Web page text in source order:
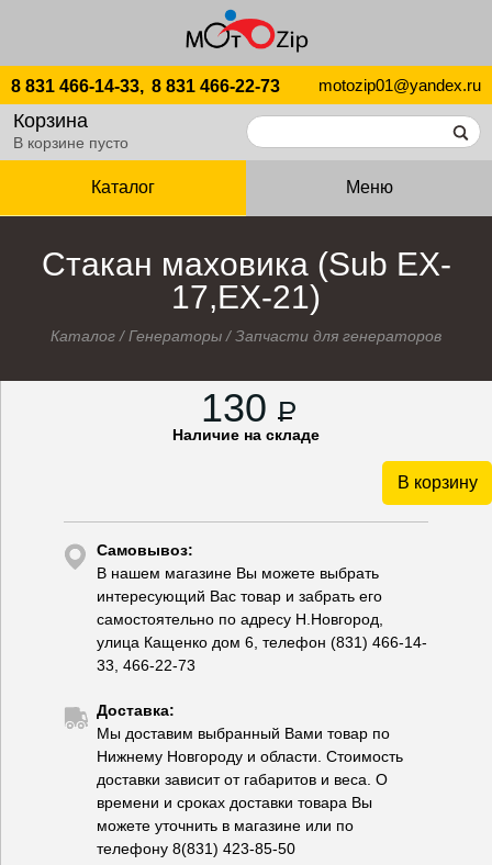
8 831 466-14-33, 8 831 466-22-73 motozip01@yandex.ru
Корзина
В корзине пусто
Каталог Меню
Стакан маховика (Sub EX-
17,EX-21)
Каталог /Генераторы /Запчасти для генераторов
130 P
Наличие на складе
В корзину
Самовывоз:
В нашем магазине Вы можете выбрать
интересующий Вас товар и забрать его
самостоятельно по адресу Н.Новгород,
улица Кащенко дом 6, телефон (831) 466-14-
33, 466-22-73
Доставка:
Мы доставим выбранный Вами товар по
Нижнему Новгороду и области. Стоимость
доставки зависит от габаритов и веса. О
времени и сроках доставки товара Вы
можете уточнить в магазине или по
телефону 8(831) 423-85-50